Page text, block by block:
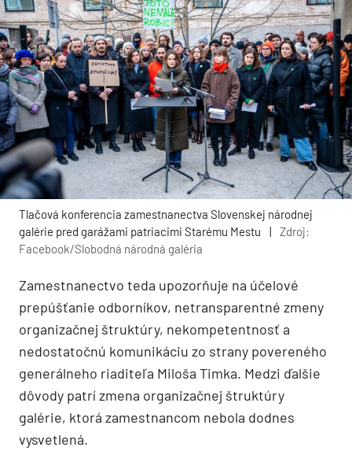
Tlačová konferencia zamestnanectva Slovenskej národnej
galérie pred garážami patriacimi Starému Mestu
|
Zdroj:
Facebook/Slobodná národná galéria
Zamestnanectvo teda upozorňuje na účelové
prepúšťanie odborníkov, netransparentné zmeny
organizačnej štruktúry, nekompetentnosť a
nedostatočnú komunikáciu zo strany povereného
generálneho riaditeľa Miloša Timka. Medzi ďalšie
dôvody patrí zmena organizačnej štruktúry
galérie, ktorá zamestnancom nebola dodnes
vysvetlená.